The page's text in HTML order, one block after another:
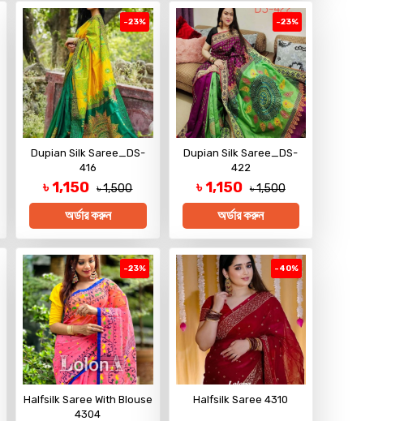
-23%
Dupian Silk Saree_DS-
416
৳ 1,150 ৳ 1,500
অর্ডার করুন
-23%
Dupian Silk Saree_DS-
422
৳ 1,150 ৳ 1,500
অর্ডার করুন
-23%
Halfsilk Saree With Blouse
4304
-40%
Halfsilk Saree 4310